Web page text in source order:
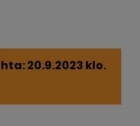
20.9.2023 klo.